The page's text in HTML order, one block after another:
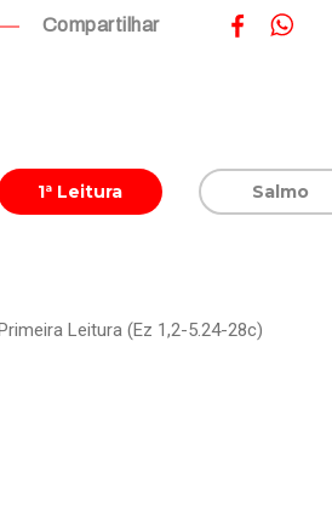
Compartilhar
1ª Leitura Salmo
Leitura (Ez 1,2-5.24-28c)